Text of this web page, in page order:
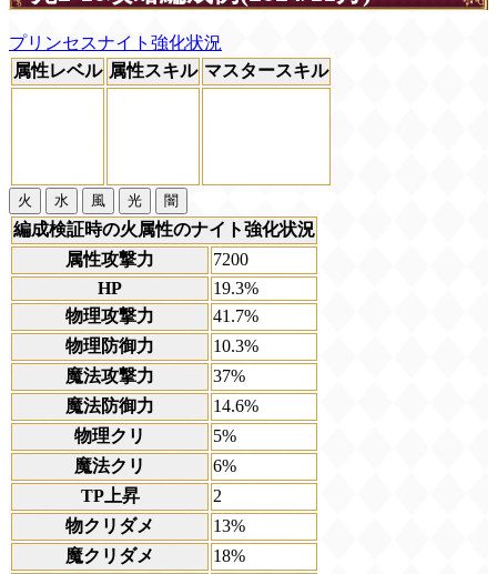
プリンセスナイト強化状況
属性レベル 属性スキル マスタースキル
火 水 風 光 闇
編成検証時の火属性のナイト強化状況
属性攻撃力
7200
HP
19.3%
物理攻撃力
41.7%
物理防御力
10.3%
魔法攻撃力
37%
魔法防御力
14.6%
物理クリ
5%
魔法クリ
6%
TP上昇
2
物クリダメ
13%
魔クリダメ
18%